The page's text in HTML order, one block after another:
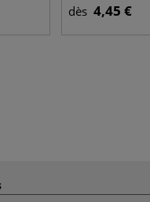
dès 4,45 €